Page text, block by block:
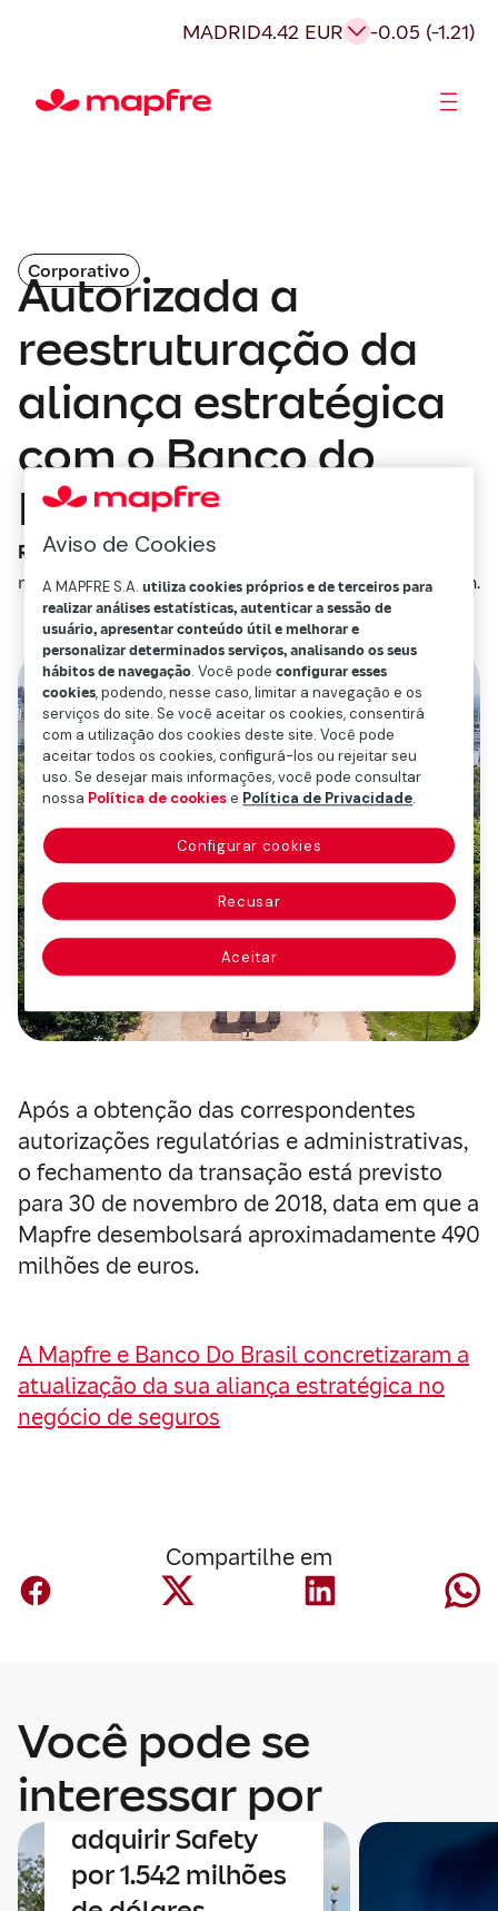
MADRID4.42 EUR -0.05 (-1.21)
Corporativo
Autorizada a
reestruturação da
aliança estratégica
com o Banco do
Brasil
Redacción Mapfre
novembro 8, 2018
min.
Após a obtenção das correspondentes
autorizações regulatórias e administrativas,
o fechamento da transação está previsto
para 30 de novembro de 2018, data em que a
Mapfre desembolsará aproximadamente 490
milhões de euros.
A Mapfre e Banco Do Brasil concretizaram a
atualização da sua aliança estratégica no
negócio de seguros
Compartilhe em
Você pode se
interessar por
Corporativo
A Mapfre anuncia
um acordo para
adquirir Safety
por 1.542 milhões
Aviso de Cookies
A MAPFRE S.A.utiliza cookies próprios e de terceiros para
realizar análises estatísticas, autenticar a sessão de
usuário, apresentar conteúdo útil e melhorar e
personalizar determinados serviços, analisando os seus
hábitos de navegação. Você podeconfigurar esses
cookies, podendo, nesse caso, limitar a navegação e os
serviços do site. Se você aceitar os cookies, consentirá
com a utilização dos cookies deste site. Você pode
aceitar todos os cookies, configurá-los ou rejeitar seu
uso. Se desejar mais informações, você pode consultar
nossa Política de cookiese Política de Privacidade.
Configurar cookies
Recusar
Aceitar